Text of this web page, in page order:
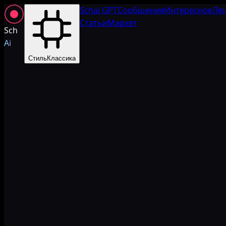
Sch
Ai
СтильКлассика
Schai GPTСообщенияИнтересное
СтатьиМаркет